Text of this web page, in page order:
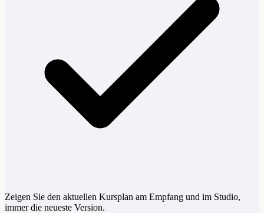
Zeigen Sie den aktuellen Kursplan am Empfang und im Studio,
immer die neueste Version.